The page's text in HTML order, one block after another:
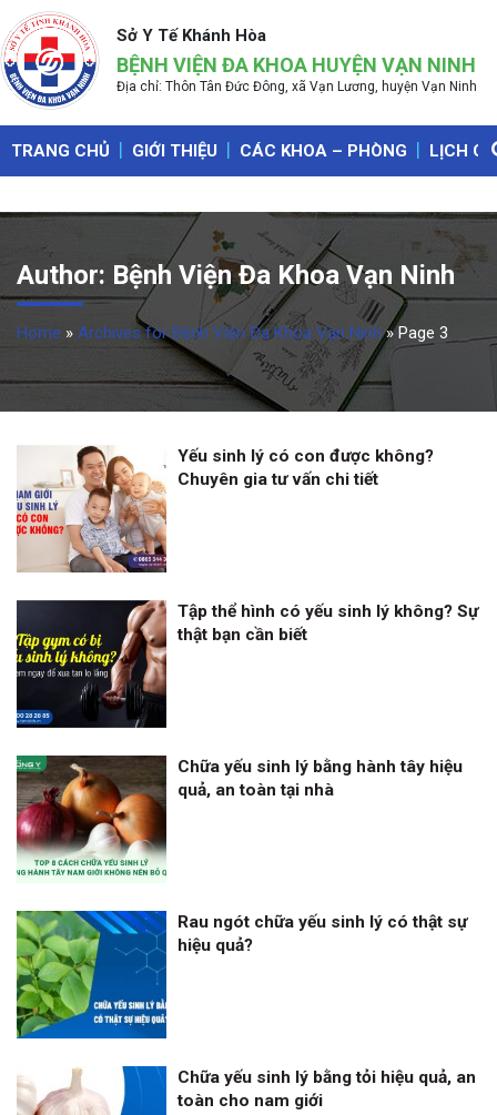
Sở Y Tế Khánh Hòa
BỆNH VIỆN ĐA KHOA HUYỆN VẠN NINH
Địa chỉ: Thôn Tân Đức Đông, xã Vạn Lương, huyện Vạn Ninh
TRANG CHỦ GIỚI THIỆU CÁC KHOA – PHÒNG LỊCH
Author: Bệnh Viện Đa Khoa Vạn Ninh
Home » Archives for Bệnh Viện Đa Khoa Vạn Ninh»Page 3
Yếu sinh lý có con được không?
Chuyên gia tư vấn chi tiết
Tập thể hình có yếu sinh lý không? Sự
thật bạn cần biết
Chữa yếu sinh lý bằng hành tây hiệu
quả, an toàn tại nhà
Rau ngót chữa yếu sinh lý có thật sự
hiệu quả?
Chữa yếu sinh lý bằng tỏi hiệu quả, an
toàn cho nam giới